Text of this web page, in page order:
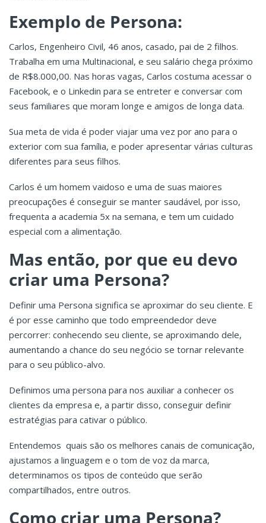
Exemplo de Persona:
Carlos, Engenheiro Civil, 46 anos, casado, pai de 2 filhos.
Trabalha em uma Multinacional, e seu salário chega próximo
de R$8.000,00. Nas horas vagas, Carlos costuma acessar o
Facebook, e o Linkedin para se entreter e conversar com
seus familiares que moram longe e amigos de longa data.
Sua meta de vida é poder viajar uma vez por ano para o
exterior com sua família, e poder apresentar várias culturas
diferentes para seus filhos.
Carlos é um homem vaidoso e uma de suas maiores
preocupações é conseguir se manter saudável, por isso,
frequenta a academia 5x na semana, e tem um cuidado
especial com a alimentação.
Mas então, por que eu devo
criar uma Persona?
Definir uma Persona significa se aproximar do seu cliente. E
é por esse caminho que todo empreendedor deve
percorrer: conhecendo seu cliente, se aproximando dele,
aumentando a chance do seu negócio se tornar relevante
para o seu público-alvo.
Definimos uma persona para nos auxiliar a conhecer os
clientes da empresa e, a partir disso, conseguir definir
estratégias para cativar o público.
Entendemos quais são os melhores canais de comunicação,
ajustamos a linguagem e o tom de voz da marca,
determinamos os tipos de conteúdo que serão
compartilhados, entre outros.
Como criar uma Persona?